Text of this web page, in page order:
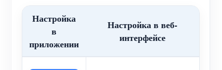
Настройка
в
приложении
Настройка в веб-
интерфейсе